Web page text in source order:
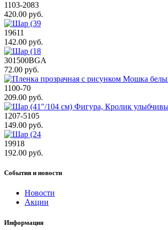
1103-2083
420.00 руб.
19611
142.00 руб.
301500BGA
72.00 руб.
1100-70
209.00 руб.
1207-5105
149.00 руб.
19918
192.00 руб.
События и новости
Новости
Акции
Информация